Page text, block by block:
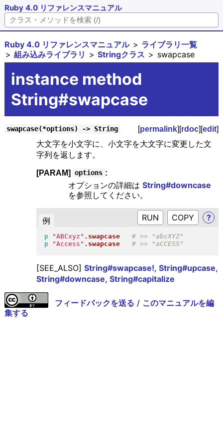
Ruby 4.0 リファレンスマニュアル
Ruby 4.0 リファレンスマニュアル
ライブラリ一覧
組み込みライブラリ
Stringクラス swapcase
instance method
String#swapcase
swapcase(*options) -> String [permalink][rdoc][edit]
大文字を小文字に、小文字を大文字に変更した文
字列を返します。
[PARAM] options :
オプションの詳細は String#downcase
を参照してください。
例 RUN ?
p "ABCxyz " . swapcase
p
"Access " . swapcase
[SEE_ALSO] String#swapcase!, String#upcase,
String#downcase, String#capitalize
フィードバックを送る / このマニュアルを編
集する